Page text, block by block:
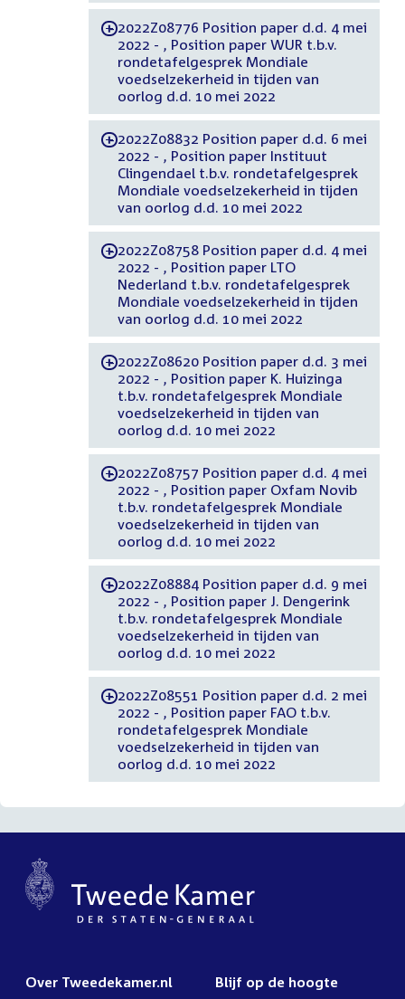
-2022Z08776 Position paper d.d. 4 mei
2022 - , Position paper WUR t.b.v.
rondetafelgesprek Mondiale
voedselzekerheid in tijden van
oorlog d.d. 10 mei 2022
-2022Z08832 Position paper d.d. 6 mei
2022 - , Position paper Instituut
Clingendael t.b.v. rondetafelgesprek
Mondiale voedselzekerheid in tijden
van oorlog d.d. 10 mei 2022
-2022Z08758 Position paper d.d. 4 mei
2022 - , Position paper LTO
Nederland t.b.v. rondetafelgesprek
Mondiale voedselzekerheid in tijden
van oorlog d.d. 10 mei 2022
-2022Z08620 Position paper d.d. 3 mei
2022 - , Position paper K. Huizinga
t.b.v. rondetafelgesprek Mondiale
voedselzekerheid in tijden van
oorlog d.d. 10 mei 2022
-2022Z08757 Position paper d.d. 4 mei
2022 - , Position paper Oxfam Novib
t.b.v. rondetafelgesprek Mondiale
voedselzekerheid in tijden van
oorlog d.d. 10 mei 2022
-2022Z08884 Position paper d.d. 9 mei
2022 - , Position paper J. Dengerink
t.b.v. rondetafelgesprek Mondiale
voedselzekerheid in tijden van
oorlog d.d. 10 mei 2022
-2022Z08551 Position paper d.d. 2 mei
2022 - , Position paper FAO t.b.v.
rondetafelgesprek Mondiale
voedselzekerheid in tijden van
oorlog d.d. 10 mei 2022
Over Tweedekamer.nl Blijf op de hoogte